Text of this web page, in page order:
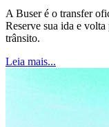
A Buser é o transfer
Reserve sua ida e
trânsito.
Leia mais...